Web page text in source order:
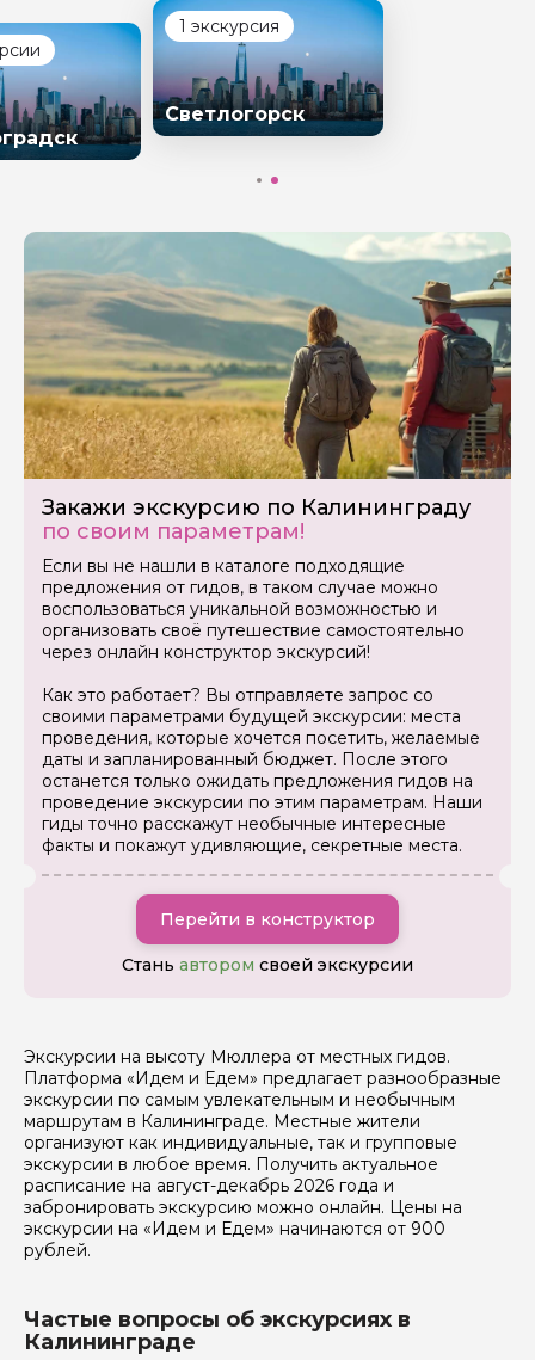
1 экскурсия
Светлогорск
Закажи экскурсию по Калининграду
по своим параметрам!
Если вы не нашли в каталоге подходящие
предложения от гидов, в таком случае можно
воспользоваться уникальной возможностью и
организовать своё путешествие самостоятельно
через онлайн конструктор экскурсий!
Как это работает? Вы отправляете запрос со
своими параметрами будущей экскурсии: места
проведения, которые хочется посетить, желаемые
даты и запланированный бюджет. После этого
останется только ожидать предложения гидов на
проведение экскурсии по этим параметрам. Наши
гиды точно расскажут необычные интересные
факты и покажут удивляющие, секретные места.
Перейти в конструктор
Стань автором своей экскурсии
Экскурсии на высоту Мюллера от местных гидов.
Платформа «Идем и Едем» предлагает разнообразные
экскурсии по самым увлекательным и необычным
маршрутам в Калининграде. Местные жители
организуют как индивидуальные, так и групповые
экскурсии в любое время. Получить актуальное
расписание на август-декабрь 2026 года и
забронировать экскурсию можно онлайн. Цены на
экскурсии на «Идем и Едем» начинаются от 900
рублей.
Частые вопросы об экскурсиях в
Калининграде
Задайте свой вопрос гиду
Как вас зовут
Ваша электронная почта
Ваш номер телефона
Вопросы и комментарии
Если у вас есть интересующие вопросы, можете их
задать
данных
Отправить